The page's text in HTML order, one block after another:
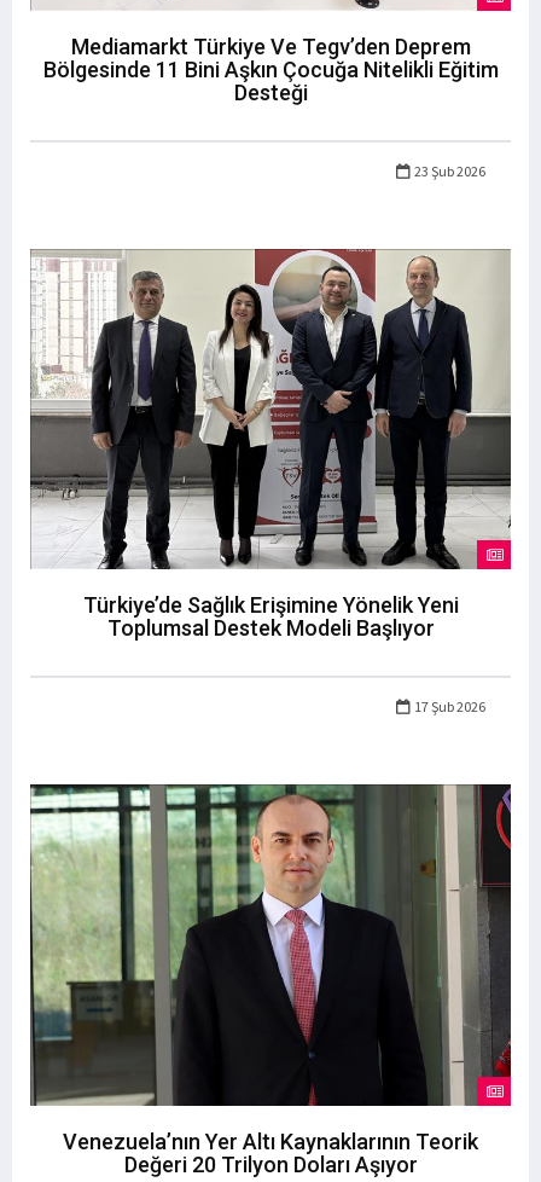
Mediamarkt Türkiye Ve Tegv’den Deprem
Bölgesinde 11 Bini Aşkın Çocuğa Nitelikli Eğitim
Desteği
23 Şub 2026
Türkiye’de Sağlık Erişimine Yönelik Yeni
Toplumsal Destek Modeli Başlıyor
17 Şub 2026
Venezuela’nın Yer Altı Kaynaklarının Teorik
Değeri 20 Trilyon Doları Aşıyor